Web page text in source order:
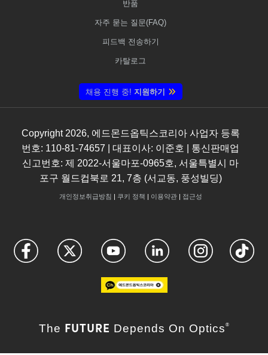
반품
자주 묻는 질문(FAQ)
피드백 전송하기
카탈로그
채용 진행 중! 지원하기
Copyright 2026, 에드몬드옵틱스코리아 사업자 등록
번호: 110-81-74657 | 대표이사: 이준호 | 통신판매업
신고번호: 제 2022-서울마포-0965호, 서울특별시 마
포구 월드컵북로 21, 7층 (서교동, 풍성빌딩)
개인정보취급방침 | 쿠키 정책 | 이용약관| 접근성
The FUTURE Depends On Optics ®